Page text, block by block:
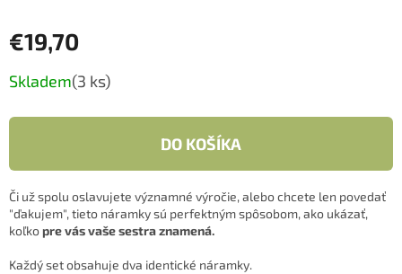
€19,70
Jednotková
cena:
Skladem(3 ks)
DO KOŠÍKA
Či už spolu oslavujete významné výročie, alebo chcete len povedať
"ďakujem", tieto náramky sú perfektným spôsobom, ako ukázať,
koľkopre vás vaše sestra znamená.
Každý set obsahuje dva identické náramky.